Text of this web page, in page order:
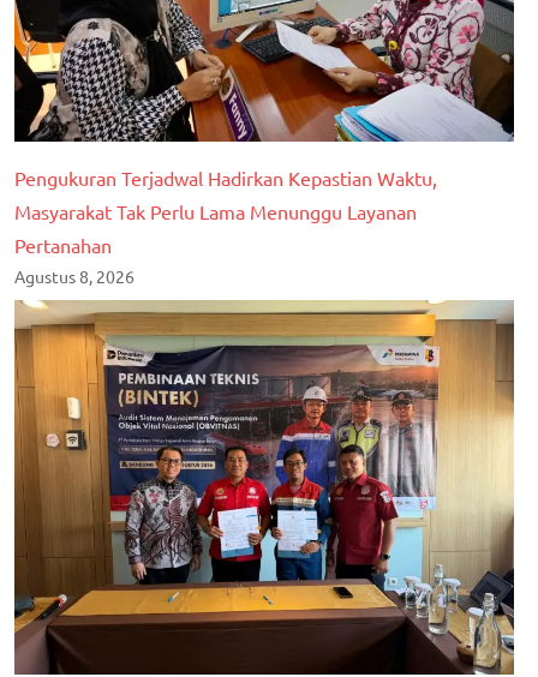
Pengukuran Terjadwal Hadirkan Kepastian Waktu,
Masyarakat Tak Perlu Lama Menunggu Layanan
Pertanahan
Agustus 8, 2026